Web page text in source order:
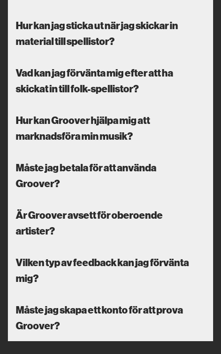
Hur kan jag sticka ut när jag skickar in
material till spellistor?
Vad kan jag förvänta mig efter att ha
skickat in till folk-spellistor?
Hur kan Groover hjälpa mig att
marknadsföra min musik?
Måste jag betala för att använda
Groover?
Är Groover avsett för oberoende
artister?
Vilken typ av feedback kan jag förvänta
mig?
Måste jag skapa ett konto för att prova
Groover?